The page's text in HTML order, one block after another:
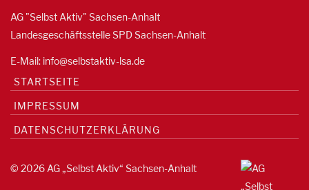
AG "Selbst Aktiv" Sachsen-Anhalt
Landesgeschäftsstelle SPD Sachsen-Anhalt
E-Mail: info@selbstaktiv-lsa.de
STARTSEITE
IMPRESSUM
DATENSCHUTZERKLÄRUNG
© 2026 AG „Selbst Aktiv“ Sachsen-Anhalt